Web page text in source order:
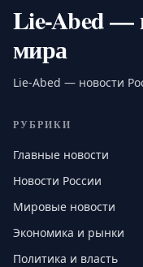
Lie-Abed —
мира
Lie-Abed — новости
РУБРИКИ
Главные новости
Новости России
Мировые новости
Экономика и рынки
Политика и власть